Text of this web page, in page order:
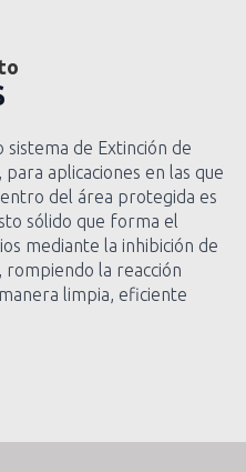
sistema de Extinción de
aplicaciones en las que
del área protegida es
sólido que forma el
mediante la inhibición de
rompiendo la reacción
limpia, eficiente